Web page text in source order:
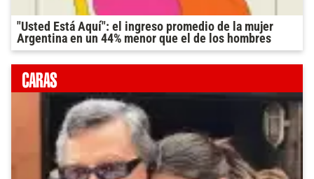
"Usted Está Aquí": el ingreso promedio de la mujer
Argentina en un 44% menor que el de los hombres